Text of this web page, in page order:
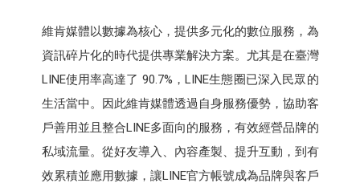
維肯媒體以數據為核心，提供多元化的數位服務，為
資訊碎片化的時代提供專業解決方案。尤其是在臺灣
LINE使用率高達了 90.7%，LINE生態圈已深入民眾的
生活當中。因此維肯媒體透過自身服務優勢，協助客
戶善用並且整合LINE多面向的服務，有效經營品牌的
私域流量。從好友導入、內容產製、提升互動，到有
效累積並應用數據，讓LINE官方帳號成為品牌與客戶